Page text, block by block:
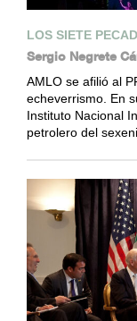
LOS SIETE
Sergio Negrete
AMLO se afilió al
echeverrismo. En
Instituto Nacional
petrolero del